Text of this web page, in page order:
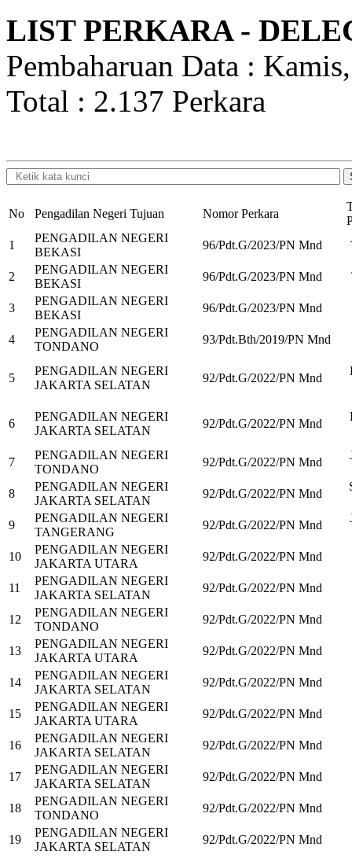
LIST PERKARA -
Pembaharuan Data :
Total : 2.137 Perkara
No Pengadilan Negeri Tujuan Nomor Perkara
1
PENGADILAN NEGERI
BEKASI
96/Pdt.G/2023/PN Mnd
2
PENGADILAN NEGERI
BEKASI
96/Pdt.G/2023/PN Mnd
3
PENGADILAN NEGERI
BEKASI
96/Pdt.G/2023/PN Mnd
4
PENGADILAN NEGERI
TONDANO
93/Pdt.Bth/2019/PN Mnd
5
PENGADILAN NEGERI
JAKARTA SELATAN
92/Pdt.G/2022/PN Mnd
6
PENGADILAN NEGERI
JAKARTA SELATAN
92/Pdt.G/2022/PN Mnd
7
PENGADILAN NEGERI
TONDANO
92/Pdt.G/2022/PN Mnd
8
PENGADILAN NEGERI
JAKARTA SELATAN
92/Pdt.G/2022/PN Mnd
9
PENGADILAN NEGERI
TANGERANG
92/Pdt.G/2022/PN Mnd
10
PENGADILAN NEGERI
JAKARTA UTARA
92/Pdt.G/2022/PN Mnd
11
PENGADILAN NEGERI
JAKARTA SELATAN
92/Pdt.G/2022/PN Mnd
12
PENGADILAN NEGERI
TONDANO
92/Pdt.G/2022/PN Mnd
13
PENGADILAN NEGERI
JAKARTA UTARA
92/Pdt.G/2022/PN Mnd
14
PENGADILAN NEGERI
JAKARTA SELATAN
92/Pdt.G/2022/PN Mnd
15
PENGADILAN NEGERI
JAKARTA UTARA
92/Pdt.G/2022/PN Mnd
16
PENGADILAN NEGERI
JAKARTA SELATAN
92/Pdt.G/2022/PN Mnd
17
PENGADILAN NEGERI
JAKARTA SELATAN
92/Pdt.G/2022/PN Mnd
18
PENGADILAN NEGERI
TONDANO
92/Pdt.G/2022/PN Mnd
19
PENGADILAN NEGERI
JAKARTA SELATAN
92/Pdt.G/2022/PN Mnd